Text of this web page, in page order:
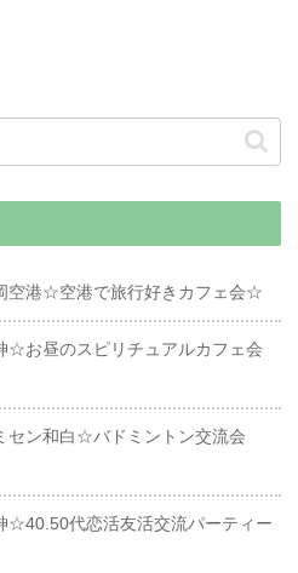
空港☆空港で旅行好きカフェ会☆
☆お昼のスピリチュアルカフェ会
セン和白☆バドミントン交流会
☆40.50代恋活友活交流パーティー